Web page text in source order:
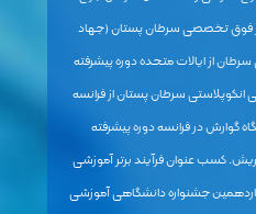
فوق تخصصی سرطان پستان (جهاد
از ایالات متحده دوره پیشرفته
انکوپلاستی سرطان پستان از فرانسه
گوارش در فرانسه دوره پیشرفته
کسب عنوان فرآیند برتر آموزشی
جشنواره دانشگاهی آموزشی